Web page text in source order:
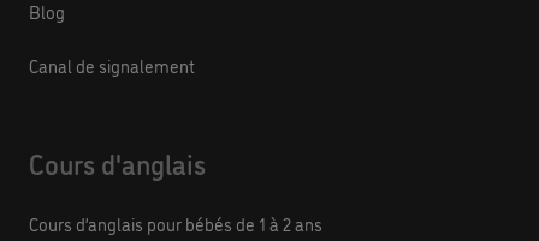
Blog
Canal de signalement
Cours d'anglais
Cours d’anglais pour bébés de 1 à 2 ans